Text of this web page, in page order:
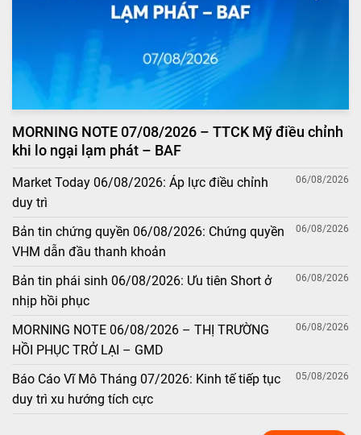
MORNING NOTE 07/08/2026 – TTCK Mỹ điều chỉnh
khi lo ngại lạm phát – BAF
Market Today 06/08/2026: Áp lực điều chỉnh
duy trì
06/08/2026
Bản tin chứng quyền 06/08/2026: Chứng quyền
VHM dẫn đầu thanh khoản
06/08/2026
Bản tin phái sinh 06/08/2026: Ưu tiên Short ở
nhịp hồi phục
06/08/2026
MORNING NOTE 06/08/2026 – THỊ TRƯỜNG
HỒI PHỤC TRỞ LẠI – GMD
06/08/2026
Báo Cáo Vĩ Mô Tháng 07/2026: Kinh tế tiếp tục
duy trì xu hướng tích cực
05/08/2026